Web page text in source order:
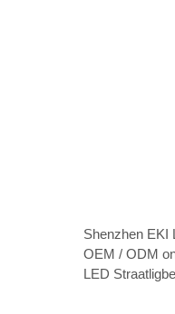
Shenzhen EKI
OEM / ODM
LED